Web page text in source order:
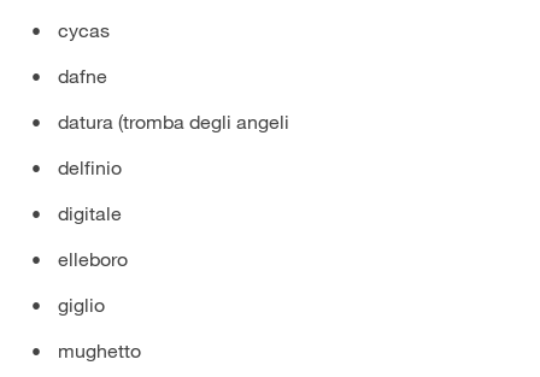
cycas
dafne
datura (tromba degli angeli
delfinio
digitale
elleboro
giglio
mughetto